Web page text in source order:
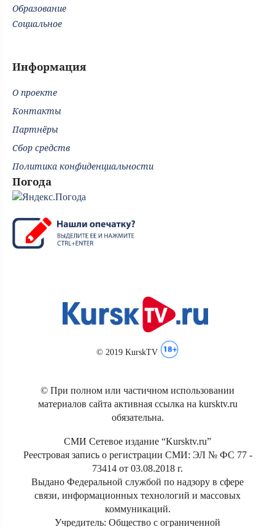
Образование
Социальное
Информация
О проекте
Контакты
Партнёры
Сбор средств
Политика конфиденциальности
Погода
© 2019 KurskTV
© При полном или частичном использовании
материалов сайта активная ссылка на kursktv.ru
обязательна.
СМИ Сетевое издание “Kursktv.ru”
Реестровая запись о регистрации СМИ: ЭЛ № ФС 77 -
73414 от 03.08.2018 г.
Выдано Федеральной службой по надзору в сфере
связи, информационных технологий и массовых
коммуникаций.
Учредитель: Общество с ограниченной